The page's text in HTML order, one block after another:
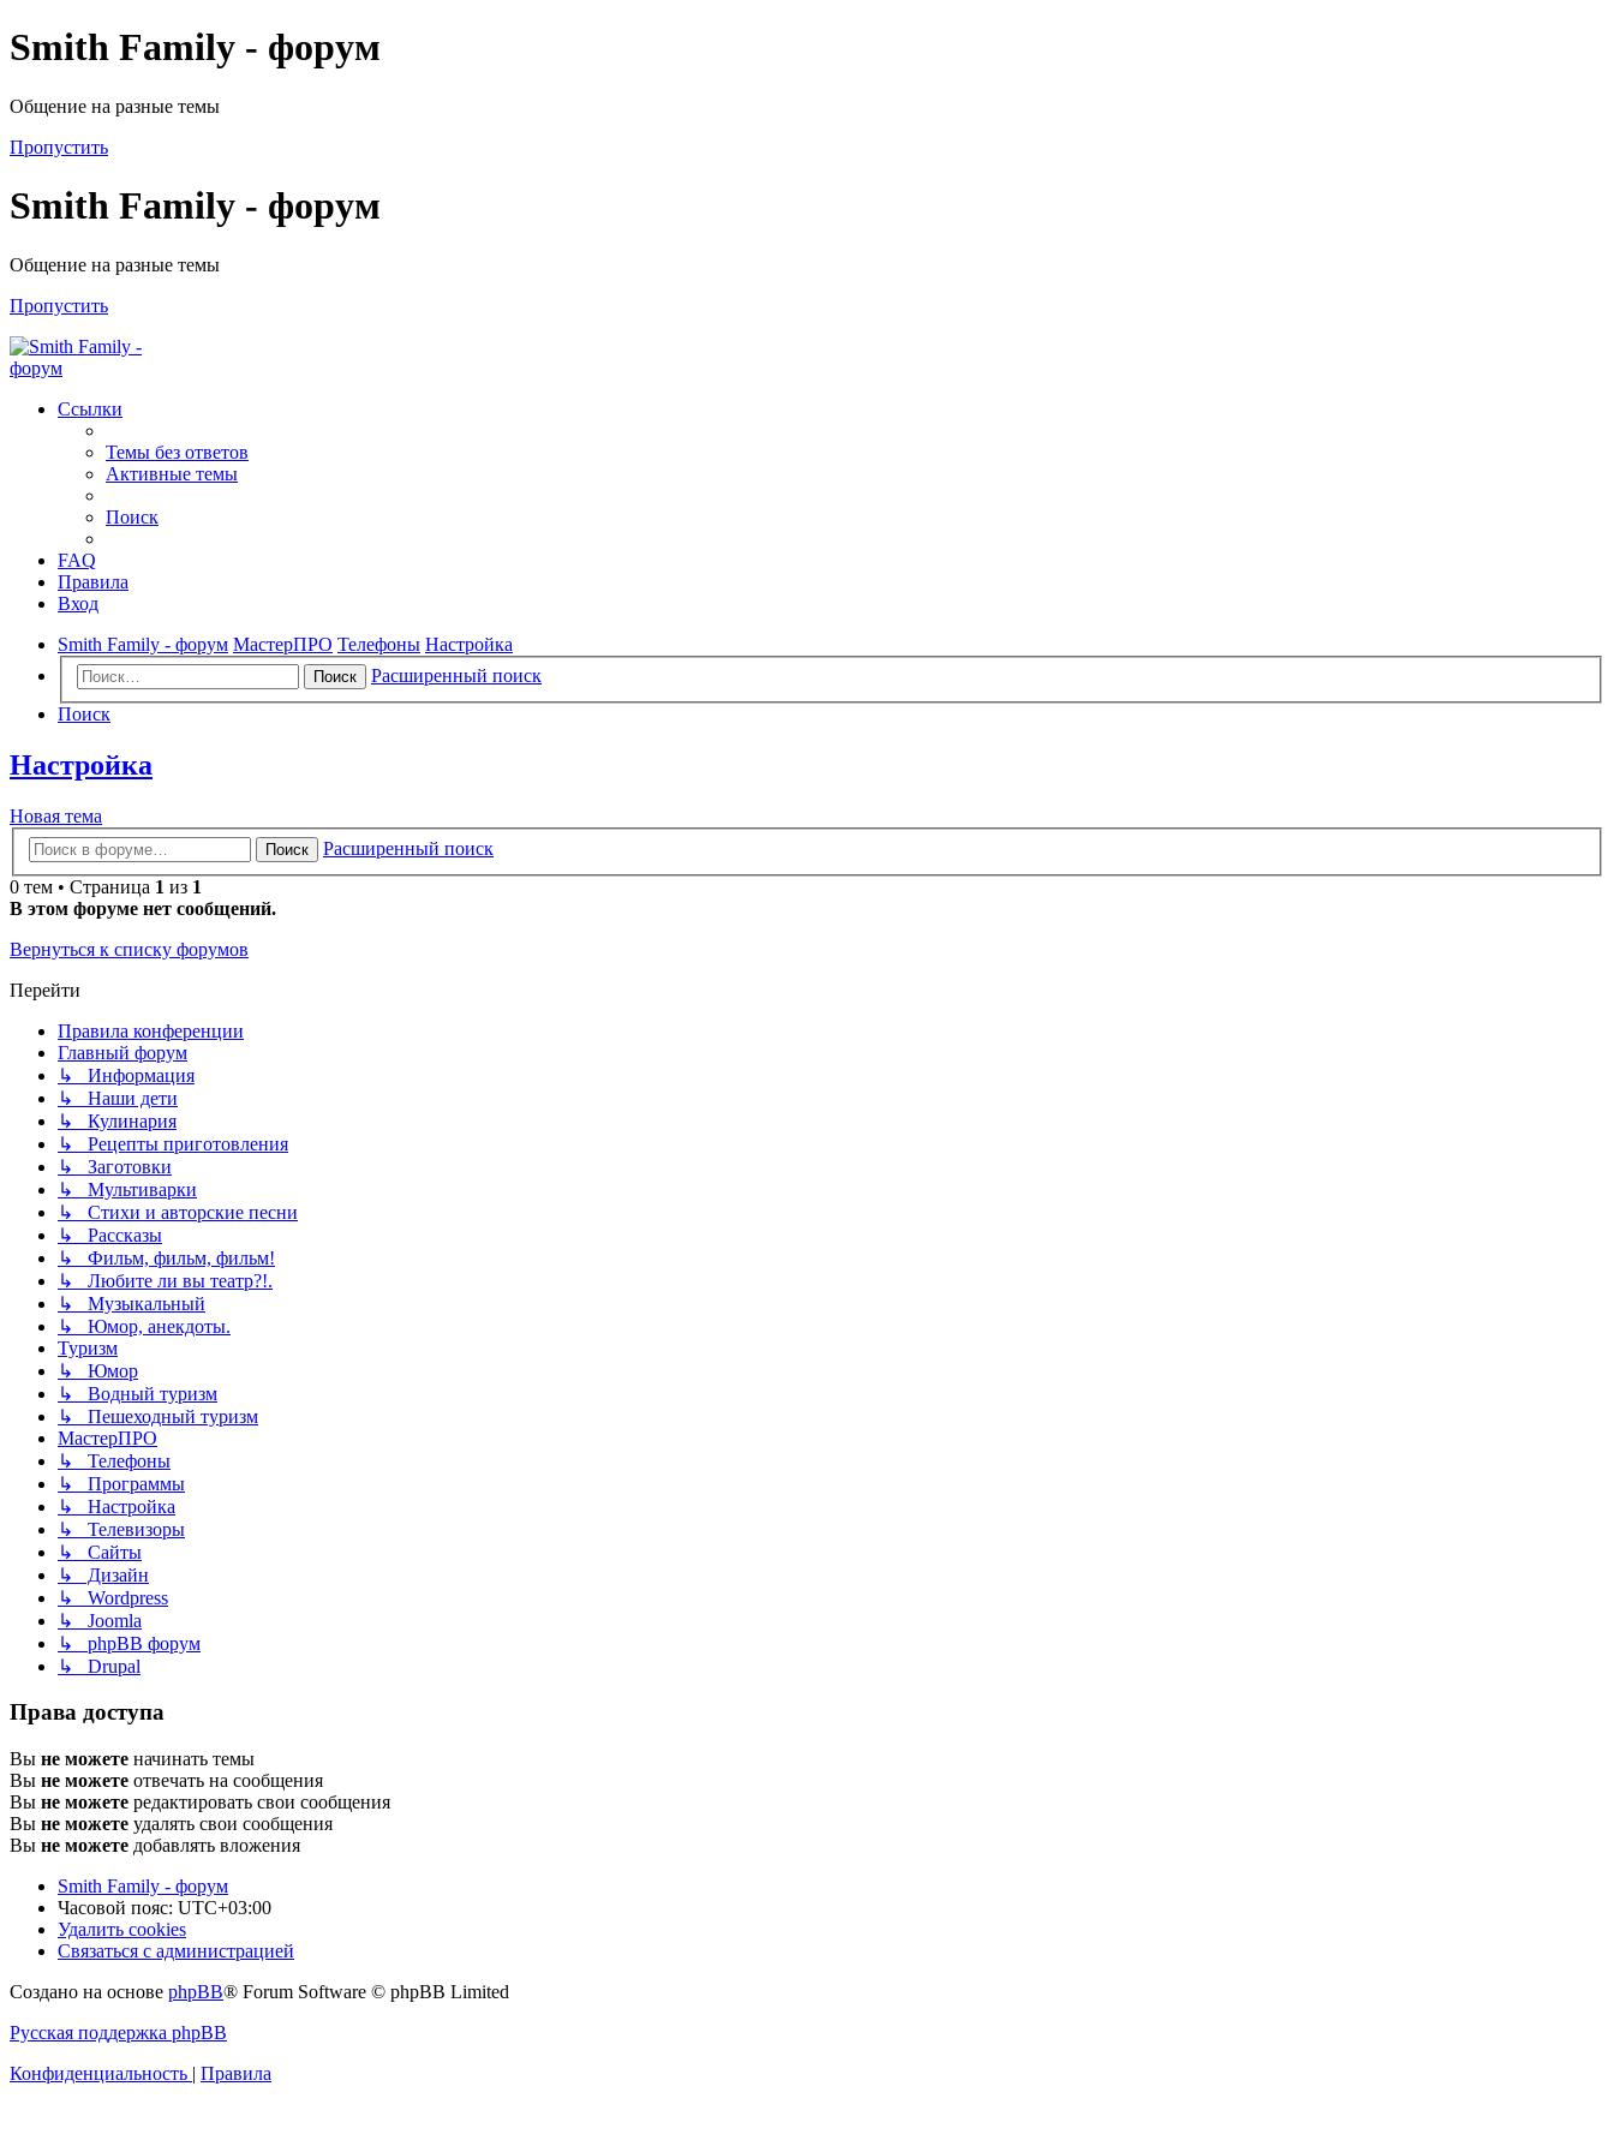
Smith Family - форум
Общение на разные темы
Пропустить
Smith Family - форум
Общение на разные темы
Пропустить
Ссылки
Темы без ответов
Активные темы
Поиск
FAQ
Правила
Вход
Smith Family - форум МастерПРО Телефоны Настройка
Поиск
Расширенный поиск
Поиск
Настройка
Новая тема
Поиск
Расширенный поиск
0 тем • Страница 1 из 1
В этом форуме нет сообщений.
Вернуться к списку форумов
Перейти
Правила конференции
Главный форум
↳ Информация
↳ Наши дети
↳ Кулинария
↳ Рецепты приготовления
↳ Заготовки
↳ Мультиварки
↳ Стихи и авторские песни
↳ Рассказы
↳ Фильм, фильм, фильм!
↳ Любите ли вы театр?!.
↳ Музыкальный
↳ Юмор, анекдоты.
Туризм
↳ Юмор
↳ Водный туризм
↳ Пешеходный туризм
МастерПРО
↳ Телефоны
↳ Программы
↳ Настройка
↳ Телевизоры
↳ Сайты
↳ Дизайн
↳ Wordpress
↳ Joomla
↳ phpBB форум
↳ Drupal
Права доступа
Вы не можете начинать темы
Вы не можете отвечать на сообщения
Вы не можете редактировать свои сообщения
Вы не можете удалять свои сообщения
Вы не можете добавлять вложения
Smith Family - форум
Часовой пояс: UTC+03:00
Удалить cookies
Связаться с администрацией
Создано на основе phpBB® Forum Software © phpBB Limited
Русская поддержка phpBB
Конфиденциальность | Правила